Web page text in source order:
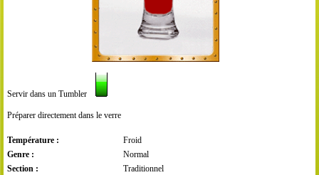
Servir dans un Tumbler
Préparer directement dans le verre
Température :
Froid
Genre :
Normal
Section :
Traditionnel